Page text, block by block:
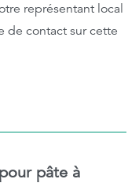
représentant local
de contact sur cette
pâte à